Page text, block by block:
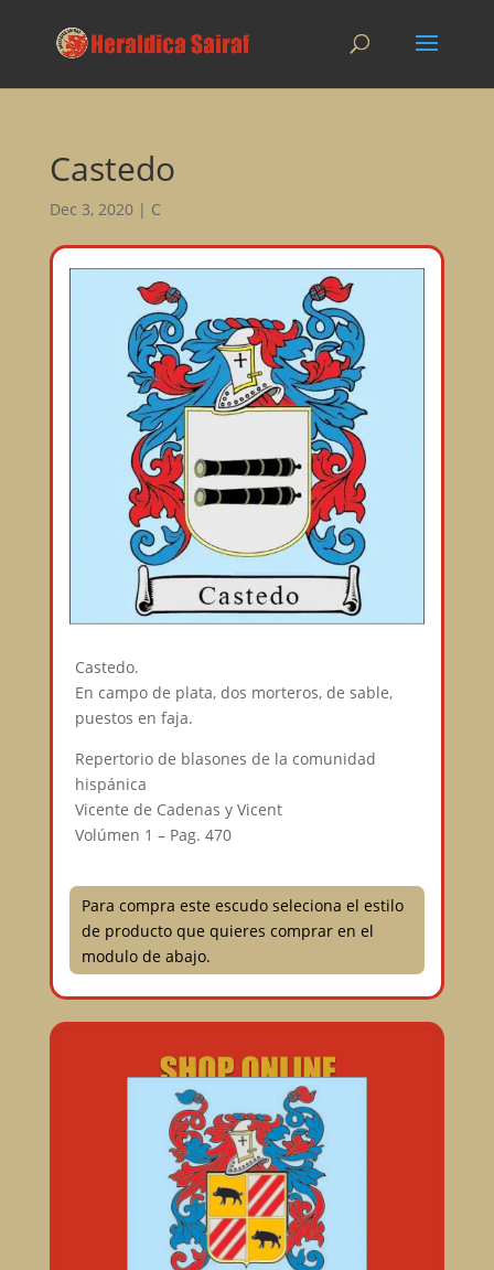
Castedo
Dec 3, 2020| C
Castedo.
En campo de plata, dos morteros, de sable,
puestos en faja.
Repertorio de blasones de la comunidad
hispánica
Vicente de Cadenas y Vicent
Volúmen 1 – Pag. 470
Para compra este escudo seleciona el estilo
de producto que quieres comprar en el
modulo de abajo.